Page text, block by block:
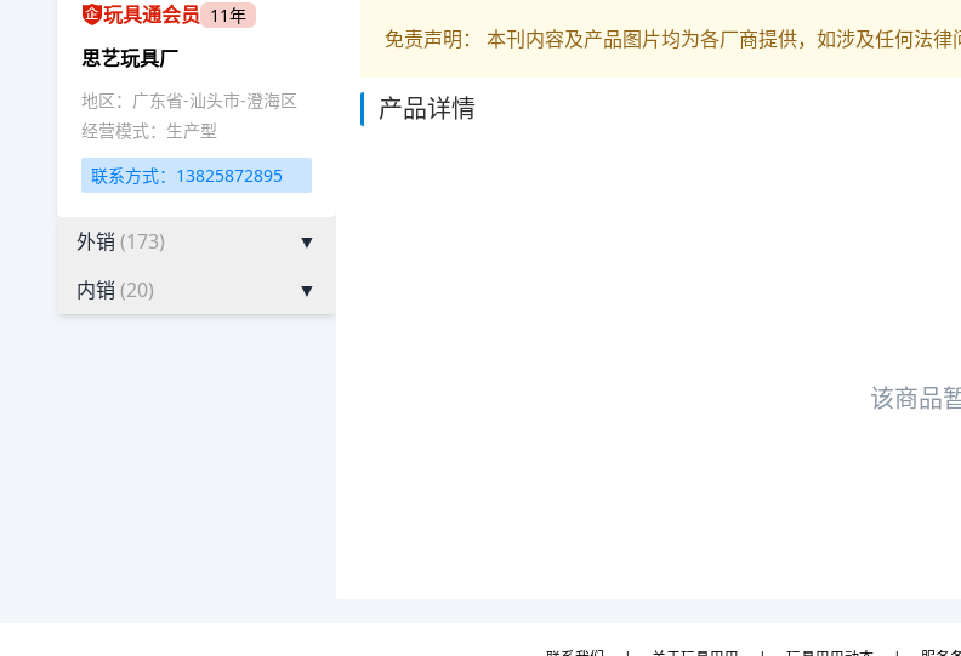
玩具通会员 11年
思艺玩具厂
地区：广东省-汕头市-澄海区
经营模式：生产型
联系方式：13825872895
外销 (173)
▼
内销 (20) ▼
免责声明： 本刊内容及产品图片均为各厂商提供，如涉及任何法
产品详情
该商品